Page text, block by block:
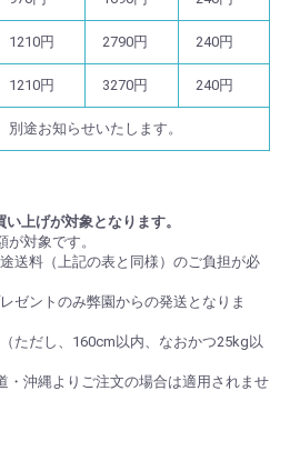
1210円 2790円 240円
1210円 3270円 240円
別途お知らせいたします。
上げが対象となります。
対象です。
送料（上記の表と同様）のご負担が必
ゼントのみ弊園からの発送となりま
ただし、160cm以内、なおかつ25kg以
・沖縄よりご注文の場合は適用されませ